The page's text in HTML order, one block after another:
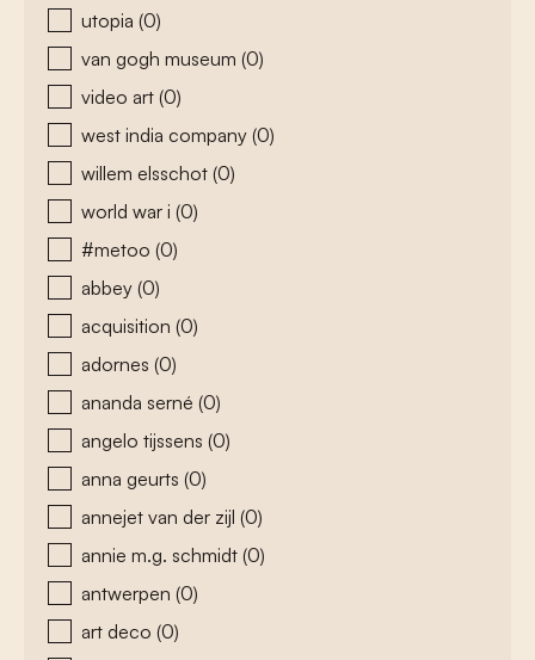
utopia (0)
van gogh museum (0)
video art (0)
west india company (0)
willem elsschot (0)
world war i (0)
#metoo (0)
abbey (0)
acquisition (0)
adornes (0)
ananda serné (0)
angelo tijssens (0)
anna geurts (0)
annejet van der zijl (0)
annie m.g. schmidt (0)
antwerpen (0)
art deco (0)